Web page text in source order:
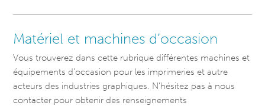
Matériel et machines d’occasion
Vous trouverez dans cette rubrique différentes machines et
équipements d’occasion pour les imprimeries et autre
acteurs des industries graphiques. N’hésitez pas à nous
contacter pour obtenir des renseignements